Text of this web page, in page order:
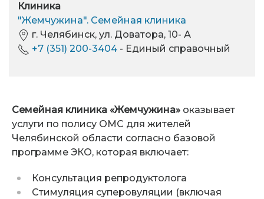
Клиника
"Жемчужина". Семейная клиника
г. Челябинск, ул. Доватора, 10- А
+7 (351) 200-3404 - Единый справочный
Семейная клиника «Жемчужина» оказывает
услуги по полису ОМС для жителей
Челябинской области согласно базовой
программе ЭКО, которая включает:
Консультация репродуктолога
Стимуляция суперовуляции (включая